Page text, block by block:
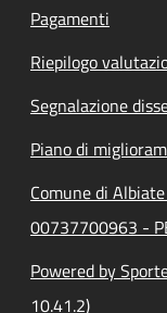
Pagamenti
Riepilogo
Segnalazione
Piano di
Comune di
00737700963 -
Powered by
10.41.2)